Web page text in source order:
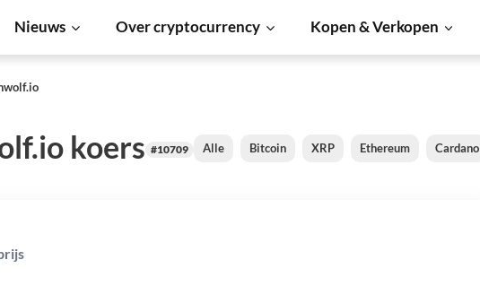
Nieuws Over cryptocurrency Kopen & Verkopen
koers #10709 Alle Bitcoin XRP Ethereum Cardano